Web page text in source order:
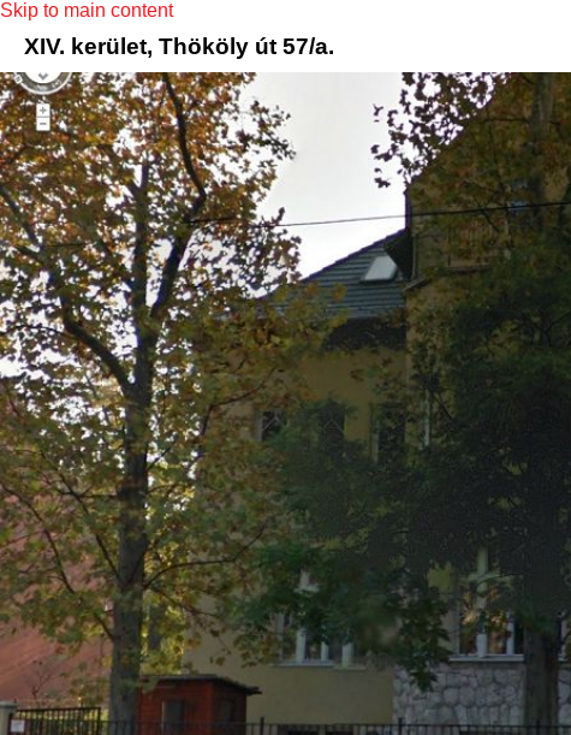
Skip to main content
XIV. kerület, Thököly út 57/a.